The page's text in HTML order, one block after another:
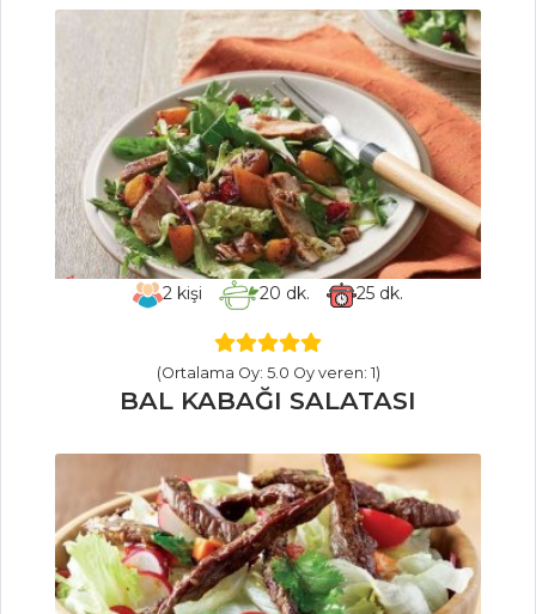
PILAV VE
MAKARNA
Sebzeli Fit
Makarna
ZERDEÇALLI
PİLAVLI, TAZE
OTLU TAVUK ETİ
KURUTULMUŞ
BULGUR PİLAVI
Tüm Tarifleri
İÇECEKLER
Sirkencübin
2kişi 20 dk. 25 dk.
(Ortalama Oy: 5.0 Oy veren: 1)
BAL KABAĞI SALATASI